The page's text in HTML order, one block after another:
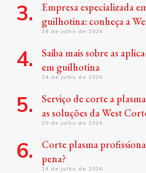
Empresa especializada
guilhotina: conheça a
28 de julho de 2026
Saiba mais sobre as
em guilhotina
24 de julho de 2026
Serviço de corte a
as soluções da West
20 de julho de 2026
Corte plasma
pena?
14 de julho de 2026